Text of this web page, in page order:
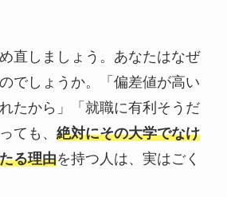
直しましょう。あなたはなぜ
でしょうか。「偏差値が高い
たから」「就職に有利そうだ
ても、 絶対にその大学でなけ
る理由を持つ人は、実はごく